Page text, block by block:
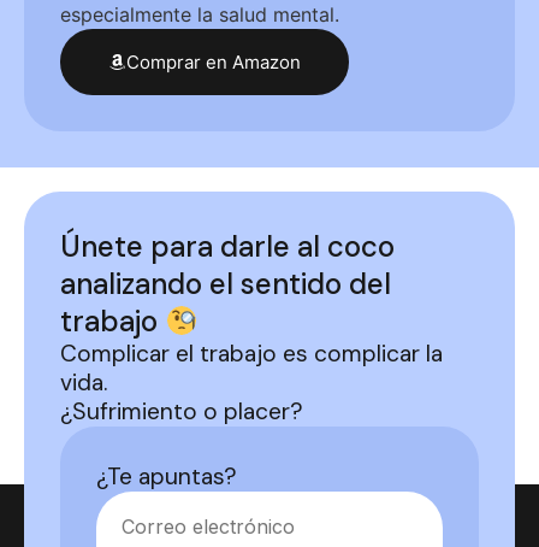
especialmente la salud mental.
Comprar en Amazon
Únete para darle al coco
analizando el sentido del
trabajo
Complicar el trabajo es complicar la
vida.
¿Sufrimiento o placer?
¿Te apuntas?